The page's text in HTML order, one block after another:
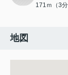
171ｍ（3分
地図